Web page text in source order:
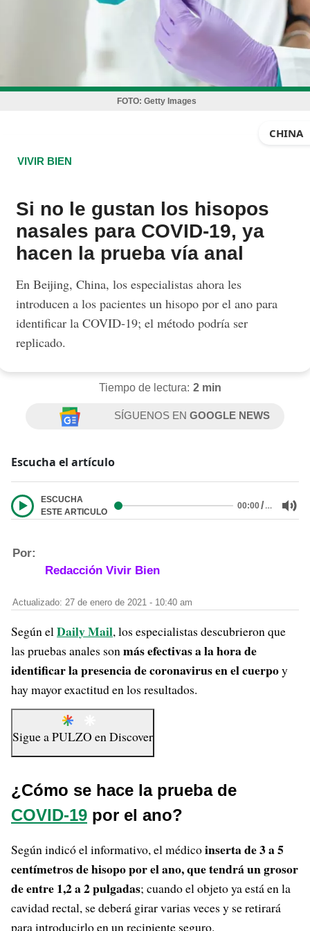
FOTO: Getty Images
CHINA
VIVIR BIEN
Si no le gustan los hisopos
nasales para COVID-19, ya
hacen la prueba vía anal
En Beijing, China, los especialistas ahora les
introducen a los pacientes un hisopo por el ano para
identificar la COVID-19; el método podría ser
replicado.
Tiempo de lectura: 2 min
SÍGUENOS ENGOOGLE NEWS
Escucha el artículo
ESCUCHA
ESTE ARTICULO
00:00/…
Por:
Redacción Vivir Bien
Actualizado: 27 de enero de 2021 - 10:40 am
Según elDaily Mail, los especialistas descubrieron que
las pruebas anales sonmás efectivas a la hora de
identificar la presencia de coronavirus en el cuerpoy
hay mayor exactitud en los resultados.
Sigue aPULZO enDiscover
¿Cómo se hace la prueba de
COVID-19 por el ano?
Según indicó el informativo, el médicoinserta de 3 a 5
centímetros de hisopo por el ano, que tendrá un grosor
de entre 1,2 a 2 pulgadas; cuando el objeto ya está en la
cavidad rectal, se deberá girar varias veces y se retirará
para introducirlo en un recipiente seguro.